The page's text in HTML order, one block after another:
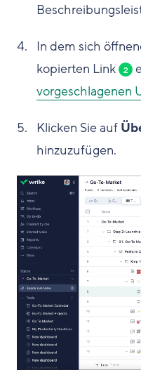
In dem sich
kopierten Link
2
vorgeschlagenen
Klicken Sie auf
hinzuzufügen.